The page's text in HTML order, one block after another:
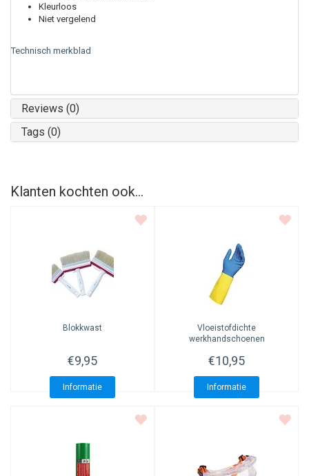
Kleurloos
Niet vergelend
Technisch merkblad
Reviews (0)
Tags (0)
Klanten kochten ook...
Blokkwast
€9,95
Informatie
Vloeistofdichte
werkhandschoenen
€10,95
Informatie